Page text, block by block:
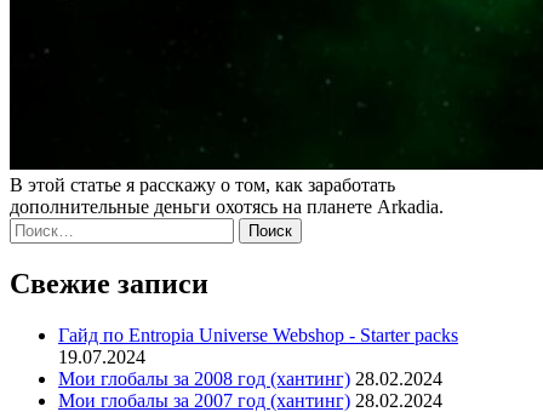
В этой статье я расскажу о том, как заработать
дополнительные деньги охотясь на планете Arkadia.
Найти:
Свежие записи
Гайд по Entropia Universe Webshop - Starter packs
19.07.2024
Мои глобалы за 2008 год (хантинг) 28.02.2024
Мои глобалы за 2007 год (хантинг) 28.02.2024